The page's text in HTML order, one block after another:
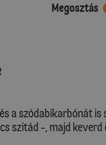
Megosztás
a szódabikarbónát is
szitád -, majd keverd